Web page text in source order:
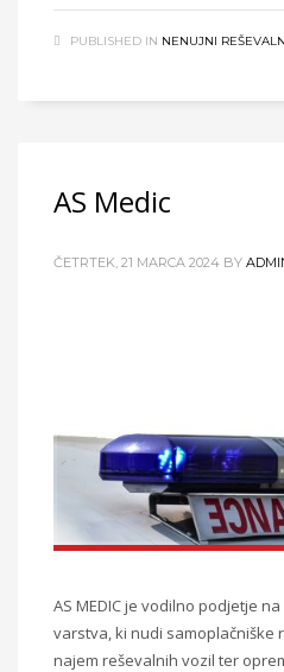
PUBLISHED IN NENUJNI
AS Medic
ČETRTEK, 21 MARCA 2024 BY
AS MEDIC je vodilno podjetje
varstva, ki nudi samoplačniške
najem reševalnih vozil ter